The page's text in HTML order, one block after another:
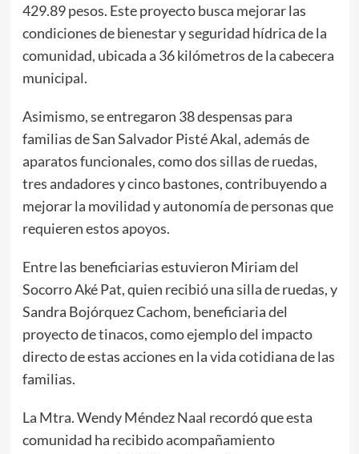
429.89 pesos. Este proyecto busca mejorar las
condiciones de bienestar y seguridad hídrica de la
comunidad, ubicada a 36 kilómetros de la cabecera
municipal.
Asimismo, se entregaron 38 despensas para
familias de San Salvador Pisté Akal, además de
aparatos funcionales, como dos sillas de ruedas,
tres andadores y cinco bastones, contribuyendo a
mejorar la movilidad y autonomía de personas que
requieren estos apoyos.
Entre las beneficiarias estuvieron Miriam del
Socorro Aké Pat, quien recibió una silla de ruedas, y
Sandra Bojórquez Cachom, beneficiaria del
proyecto de tinacos, como ejemplo del impacto
directo de estas acciones en la vida cotidiana de las
familias.
La Mtra. Wendy Méndez Naal recordó que esta
comunidad ha recibido acompañamiento